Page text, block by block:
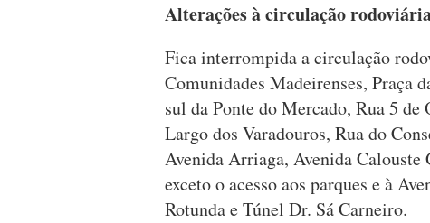
Alterações à circulação
Fica interrompida a circulação
Comunidades Madeirenses, Praça
sul da Ponte do Mercado, Rua 5
Largo dos Varadouros, Rua do
Avenida Arriaga, Avenida Calouste
exceto o acesso aos parques e à
Rotunda e Túnel Dr. Sá Carneiro.